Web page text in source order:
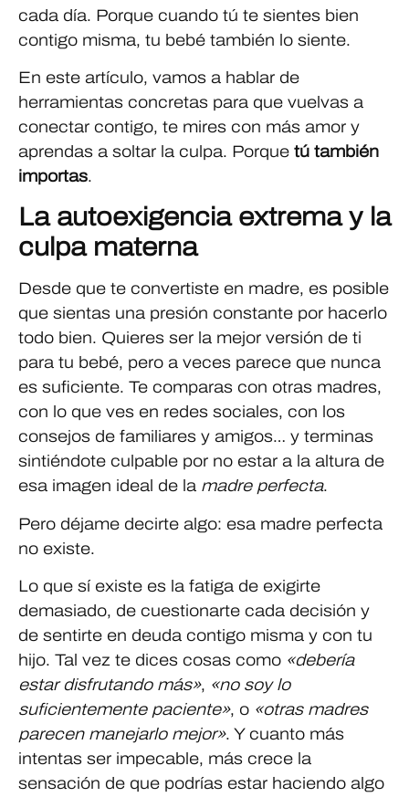
cada día. Porque cuando tú te sientes bien
contigo misma, tu bebé también lo siente.
En este artículo, vamos a hablar de
herramientas concretas para que vuelvas a
conectar contigo, te mires con más amor y
aprendas a soltar la culpa. Porque tú también
importas.
La autoexigencia extrema y la
culpa materna
Desde que te convertiste en madre, es posible
que sientas una presión constante por hacerlo
todo bien. Quieres ser la mejor versión de ti
para tu bebé, pero a veces parece que nunca
es suficiente. Te comparas con otras madres,
con lo que ves en redes sociales, con los
consejos de familiares y amigos… y terminas
sintiéndote culpable por no estar a la altura de
esa imagen ideal de la madre perfecta.
Pero déjame decirte algo: esa madre perfecta
no existe.
Lo que sí existe es la fatiga de exigirte
demasiado, de cuestionarte cada decisión y
de sentirte en deuda contigo misma y con tu
hijo. Tal vez te dices cosas como «debería
estar disfrutando más», «no soy lo
suficientemente paciente», o «otras madres
parecen manejarlo mejor». Y cuanto más
intentas ser impecable, más crece la
sensación de que podrías estar haciendo algo